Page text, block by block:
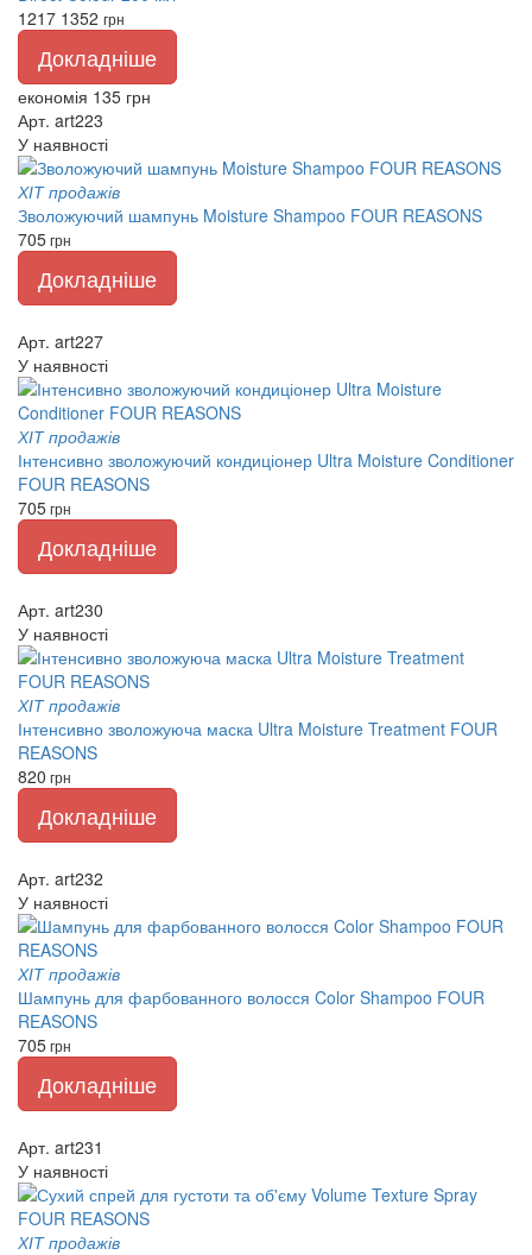
1217 1352 грн
Докладніше
економія 135 грн
Арт. art223
У наявності
ХІТ продажів
Зволожуючий шампунь Moisture Shampoo FOUR REASONS
705грн
Докладніше
Арт. art227
У наявності
ХІТ продажів
Інтенсивно зволожуючий кондиціонер Ultra Moisture Conditioner
FOUR REASONS
705грн
Докладніше
Арт. art230
У наявності
ХІТ продажів
Інтенсивно зволожуюча маска Ultra Moisture Treatment FOUR
REASONS
820 грн
Докладніше
Арт. art232
У наявності
ХІТ продажів
Шампунь для фарбованного волосся Color Shampoo FOUR
REASONS
705грн
Докладніше
Арт. art231
У наявності
ХІТ продажів